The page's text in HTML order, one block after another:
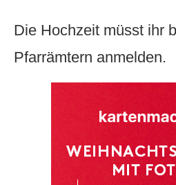
Die Hochzeit müsst ihr
Pfarrämtern anmelden.